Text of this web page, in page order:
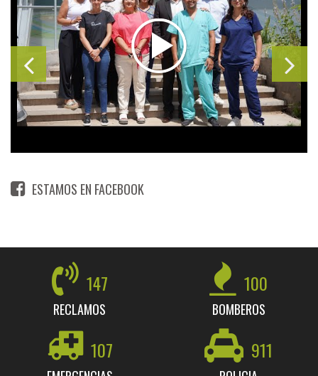
ESTAMOS EN FACEBOOK
147
RECLAMOS
100
BOMBEROS
107 911